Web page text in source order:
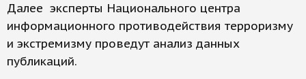
Далее эксперты Национального центра
информационного противодействия терроризму
и экстремизму проведут анализ данных
публикаций.